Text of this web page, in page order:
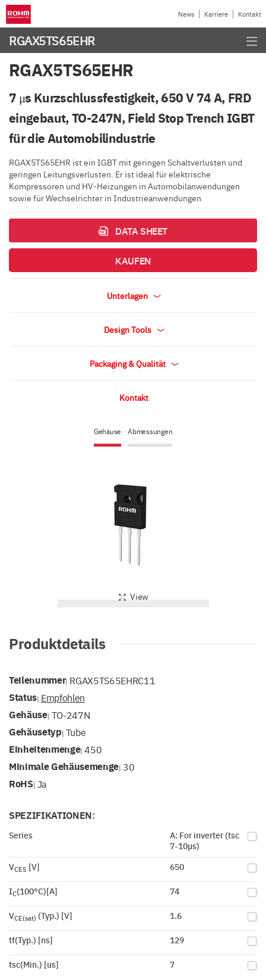
News Karriere Kontakt
RGAX5TS65EHR
Gehäuse Abmessungen
View
RGAX5TS65EHR
7 μs Kurzschlussfestigkeit, 650 V 74 A, FRD
eingebaut, TO-247N, Field Stop Trench IGBT
für die Automobilindustrie
RGAX5TS65EHR ist ein IGBT mit geringen Schaltverlusten und
geringen Leitungsverlusten. Er ist ideal für elektrische
Kompressoren und HV-Heizungen in Automobilanwendungen
sowie für Wechselrichter in Industrieanwendungen
DATA SHEET
KAUFEN
Unterlagen
Design Tools
Packaging & Qualität
Kontakt
Produktdetails
Teilenummer| RGAX5TS65EHRC11
Status| Empfohlen
Gehäuse| TO-247N
Gehäusetyp| Tube
Einheitenmenge|450
Minimale Gehäusemenge| 30
RoHS| Ja
SPEZIFIKATIONEN:
Series
A: For inverter (tsc
7-10µs)
VCES [V] 650
IC(100°C)[A] 74
VCE(sat) (Typ.) [V] 1.6
tf(Typ.) [ns] 129
tsc(Min.) [us] 7